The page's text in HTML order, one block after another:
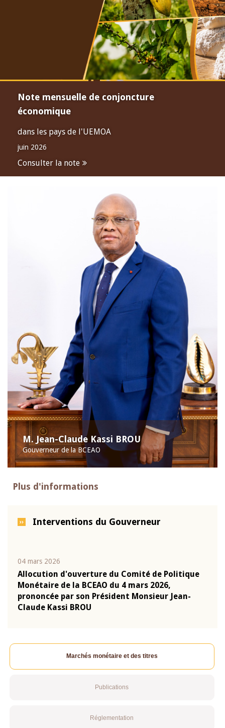
Note mensuelle de conjoncture
économique
dans les pays de l'UEMOA
juin 2026
Consulter la note
M. Jean-Claude Kassi BROU
Gouverneur de la BCEAO
Plus d'informations
Interventions du Gouverneur
04 mars 2026
Allocution d'ouverture du Comité de Politique
Monétaire de la BCEAO du 4 mars 2026,
prononcée par son Président Monsieur Jean-
Claude Kassi BROU
Marchés monétaire et des titres
Publications
Réglementation